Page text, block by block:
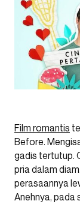
Film romantis
Before.
gadis tertutup.
pria dalam
perasaannya
Anehnya, pada